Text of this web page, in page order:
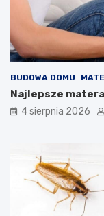
BUDOWA DOMU
Najlepsze
4 sierpnia 2026